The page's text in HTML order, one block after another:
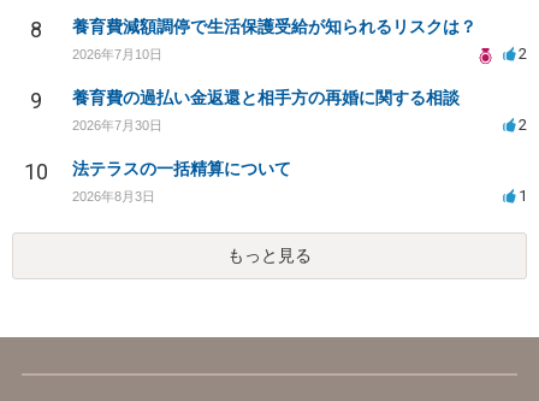
8 養育費減額調停で生活保護受給が知られるリスクは？
2026年7月10日 2
9 養育費の過払い金返還と相手方の再婚に関する相談
2026年7月30日 2
10 法テラスの一括精算について
2026年8月3日 1
もっと見る